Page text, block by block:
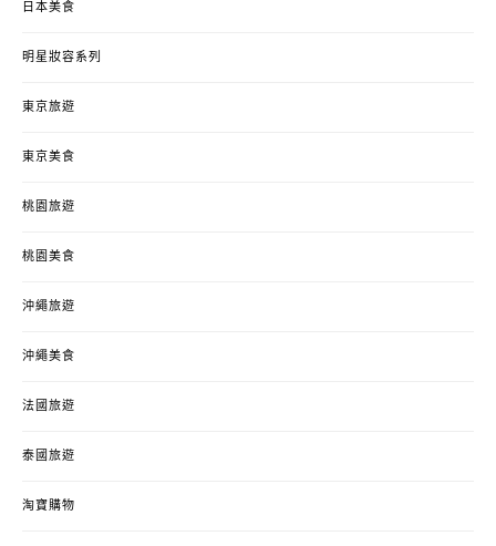
日本美食
明星妝容系列
東京旅遊
東京美食
桃園旅遊
桃園美食
沖繩旅遊
沖繩美食
法國旅遊
泰國旅遊
淘寶購物